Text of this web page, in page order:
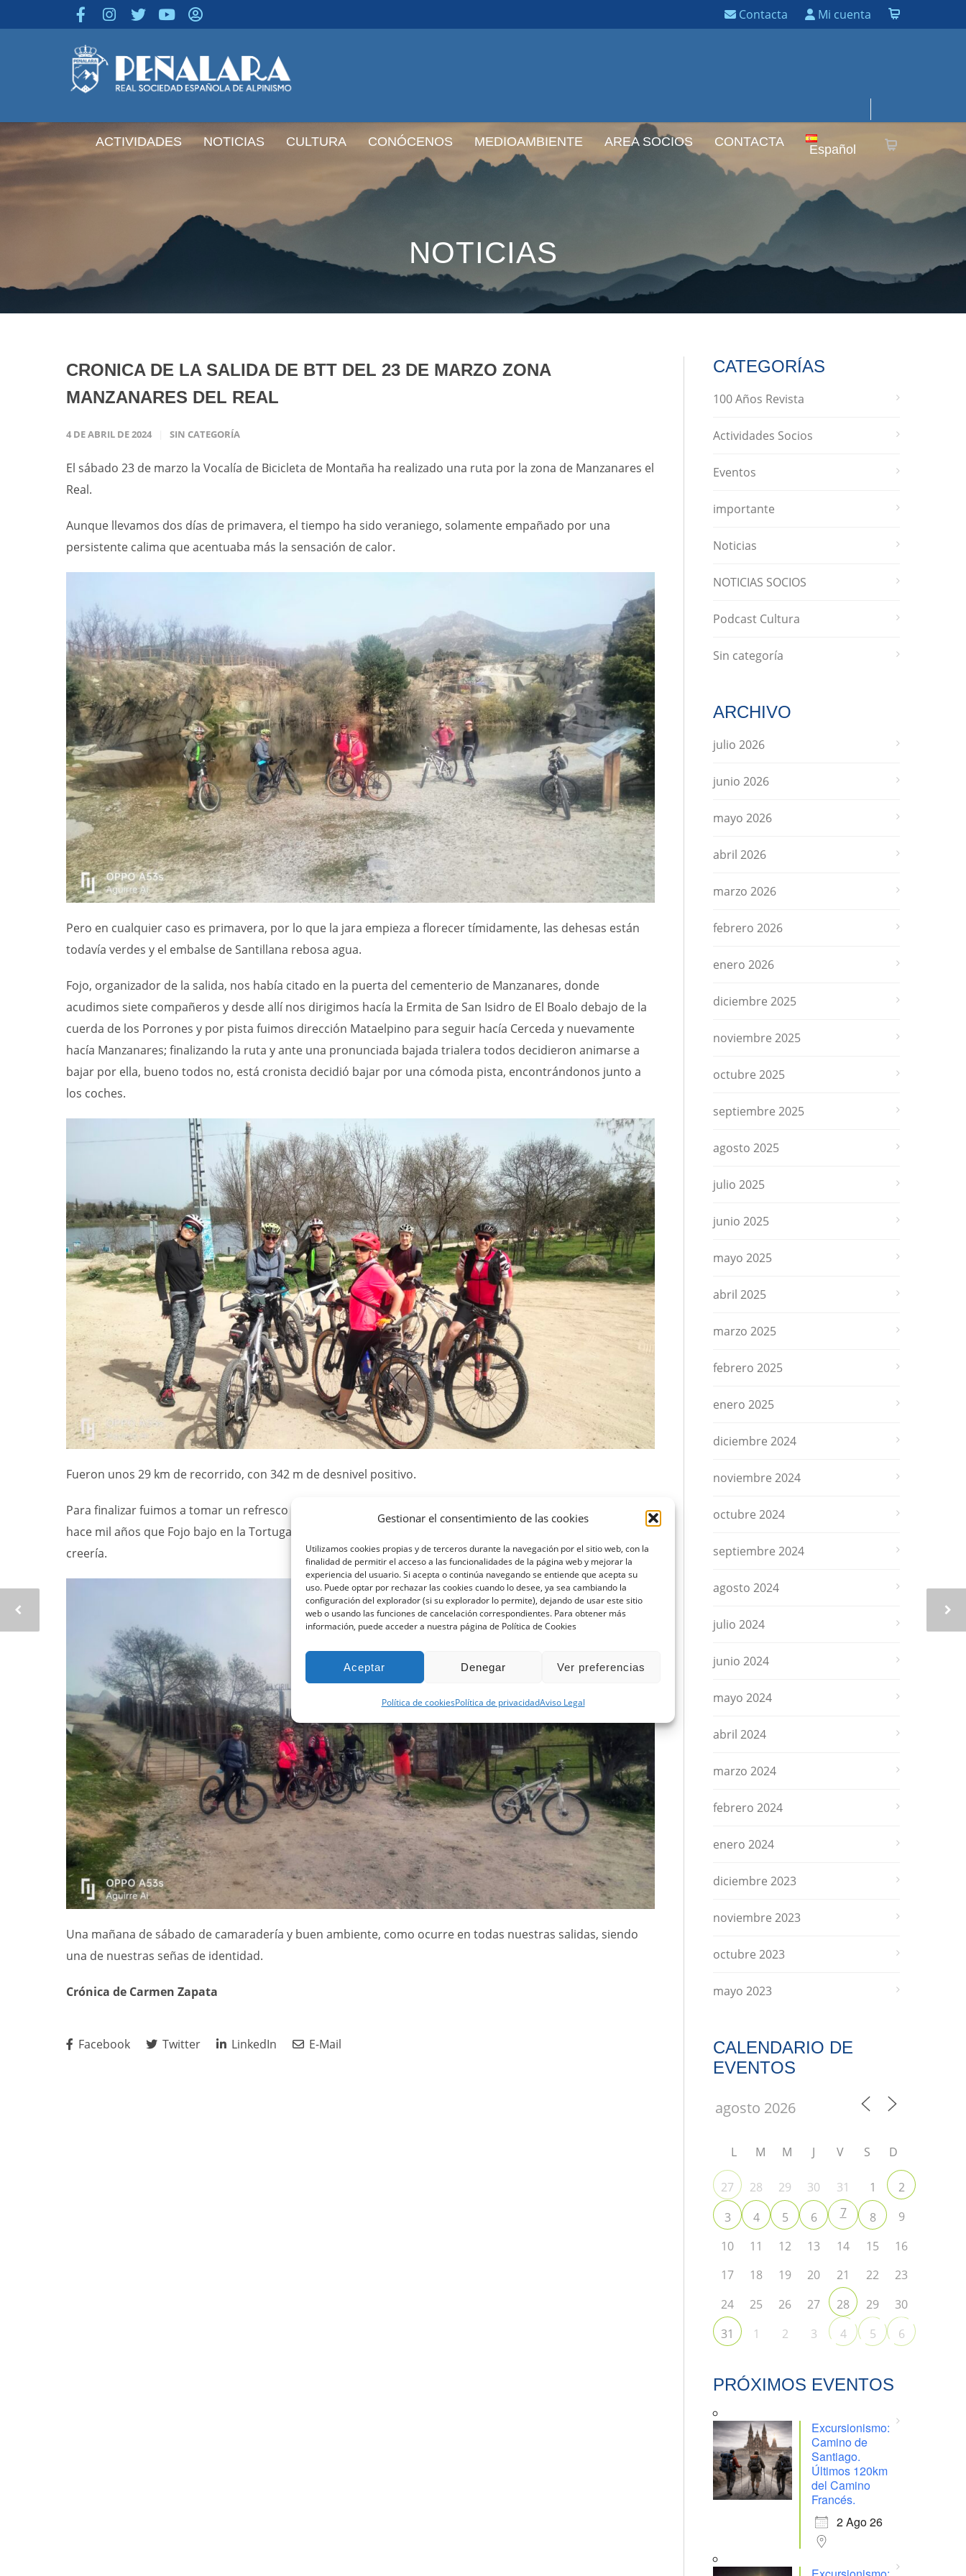
Gestionar el consentimiento de las cookies
Utilizamos cookies propias y de terceros durante la navegación por el sitio web, con la
finalidad de permitir el acceso a las funcionalidades de la página web y mejorar la
experiencia del usuario. Si acepta o continúa navegando se entiende que acepta su
uso. Puede optar por rechazar las cookies cuando lo desee, ya sea cambiando la
configuración del explorador (si su explorador lo permite), dejando de usar este sitio
web o usando las funciones de cancelación correspondientes. Para obtener más
información, puede acceder a nuestra página de Política de Cookies
Aceptar Denegar Ver preferencias
Política de cookiesPolítica de privacidadAviso Legal
Contacta Mi cuenta
ACTIVIDADES NOTICIAS CULTURA CONÓCENOS MEDIOAMBIENTE AREA SOCIOS CONTACTA
Español
NOTICIAS
CRONICA DE LA SALIDA DE BTT DEL 23 DE MARZO ZONA
MANZANARES DEL REAL
4 DE ABRIL DE 2024 SIN CATEGORÍA
El sábado 23 de marzo la Vocalía de Bicicleta de Montaña ha realizado una ruta por la zona de Manzanares el
Real.
Aunque llevamos dos días de primavera, el tiempo ha sido veraniego, solamente empañado por una
persistente calima que acentuaba más la sensación de calor.
Pero en cualquier caso es primavera, por lo que la jara empieza a florecer tímidamente, las dehesas están
todavía verdes y el embalse de Santillana rebosa agua.
Fojo, organizador de la salida, nos había citado en la puerta del cementerio de Manzanares, donde
acudimos siete compañeros y desde allí nos dirigimos hacía la Ermita de San Isidro de El Boalo debajo de la
cuerda de los Porrones y por pista fuimos dirección Mataelpino para seguir hacía Cerceda y nuevamente
hacía Manzanares; finalizando la ruta y ante una pronunciada bajada trialera todos decidieron animarse a
bajar por ella, bueno todos no, está cronista decidió bajar por una cómoda pista, encontrándonos junto a
los coches.
Fueron unos 29 km de recorrido, con 342 m de desnivel positivo.
Para finalizar fuimos a tomar un refresco todos juntos y recordamos antiguas anécdotas, como aquella vez
hace mil años que Fojo bajo en la Tortuga la vía ASA en bicicleta, hay fotos que lo atestiguan, sino nadie se lo
creería.
Una mañana de sábado de camaradería y buen ambiente, como ocurre en todas nuestras salidas, siendo
una de nuestras señas de identidad.
Crónica de Carmen Zapata
Facebook Twitter LinkedIn E-Mail
CATEGORÍAS
100 Años Revista
Actividades Socios
Eventos
importante
Noticias
NOTICIAS SOCIOS
Podcast Cultura
Sin categoría
ARCHIVO
julio 2026
junio 2026
mayo 2026
abril 2026
marzo 2026
febrero 2026
enero 2026
diciembre 2025
noviembre 2025
octubre 2025
septiembre 2025
agosto 2025
julio 2025
junio 2025
mayo 2025
abril 2025
marzo 2025
febrero 2025
enero 2025
diciembre 2024
noviembre 2024
octubre 2024
septiembre 2024
agosto 2024
julio 2024
junio 2024
mayo 2024
abril 2024
marzo 2024
febrero 2024
enero 2024
diciembre 2023
noviembre 2023
octubre 2023
mayo 2023
CALENDARIO DE
EVENTOS
L M M J V S D
27 28 29 30 31 1
2
3
4 5 6 7 8
9
10
11 12 13 14 15
16
17
18 19 20 21 22
23
24
25 26 27 28 29
30
31
1 2 3 4 5 6
PRÓXIMOS EVENTOS
Excursionismo:
Camino de
Santiago.
Últimos 120km
del Camino
Francés.
2 Ago 26